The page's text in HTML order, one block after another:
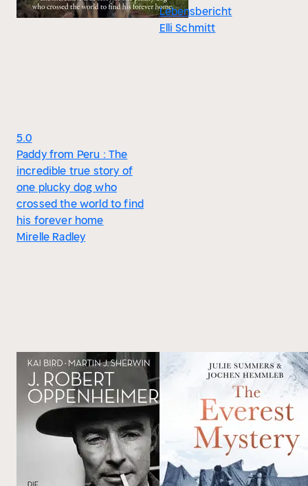
5.0
Paddy from Peru : The
incredible true story of
one plucky dog who
crossed the world to find
his forever home
Mirelle Radley
Lebensbericht
Elli Schmitt